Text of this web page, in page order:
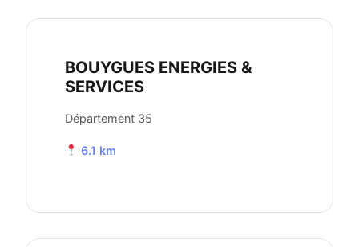
BOUYGUES ENERGIES &
SERVICES
Département 35
6.1 km